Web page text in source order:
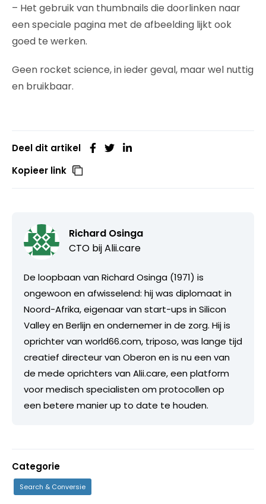
– Het gebruik van thumbnails die doorlinken naar
een speciale pagina met de afbeelding lijkt ook
goed te werken.
Geen rocket science, in ieder geval, maar wel nuttig
en bruikbaar.
Deel dit artikel
Kopieer link
Richard Osinga
CTO bijAlii.care
De loopbaan van Richard Osinga (1971) is
ongewoon en afwisselend: hij was diplomaat in
Noord-Afrika, eigenaar van start-ups in Silicon
Valley en Berlijn en ondernemer in de zorg. Hij is
oprichter van world66.com, triposo, was lange tijd
creatief directeur van Oberon en is nu een van
de mede oprichters van Alii.care, een platform
voor medisch specialisten om protocollen op
een betere manier up to date te houden.
Categorie
Search & Conversie